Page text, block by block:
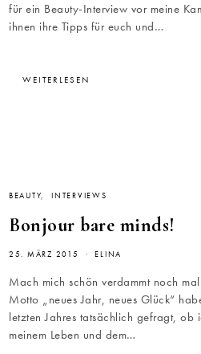
für ein Beauty-Interview vor meine
ihnen ihre Tipps für euch und…
WEITERLESEN
BEAUTY INTERVIEWS
Bonjour bare minds!
25. MÄRZ 2015 ELINA
Mach mich schön verdammt noch
Motto „neues Jahr, neues Glück“
letzten Jahres tatsächlich gefragt, ob
meinem Leben und dem…